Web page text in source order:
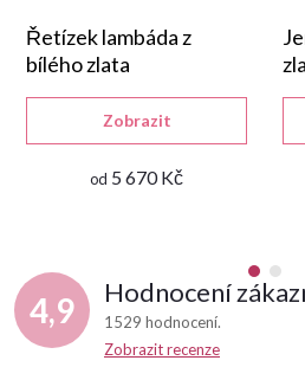
Řetízek lambáda z
bílého zlata
od 5 670 Kč
Zobrazit
4,9 Hodnocení
1529 hodnocení
Zobrazit recenze